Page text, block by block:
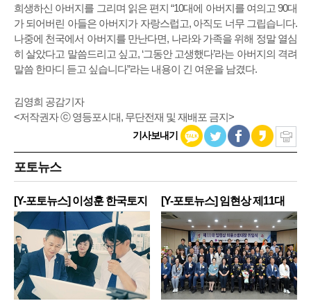
희생하신 아버지를 그리며 읽은 편지 “10대에 아버지를 여의고 90대
가 되어버린 아들은 아버지가 자랑스럽고, 아직도 너무 그립습니다.
나중에 천국에서 아버지를 만난다면, 나라와 가족을 위해 정말 열심
히 살았다고 말씀드리고 싶고, ‘그동안 고생했다’라는 아버지의 격려
말씀 한마디 듣고 싶습니다”라는 내용이 긴 여운을 남겼다.
김영희 공감기자
<저작권자 ⓒ 영등포시대, 무단전재 및 재배포 금지>
기사보내기
포토뉴스
[Y-포토뉴스] 이성훈 한국토지
주
[Y-포토뉴스] 임현상 제11대
영